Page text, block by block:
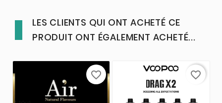
LES CLIENTS QUI ONT ACHETÉ CE
PRODUIT ONT ÉGALEMENT ACHETÉ...
favorite_border favorite_border